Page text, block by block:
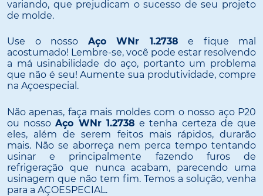
variando, que prejudicam o sucesso de seu projeto
de molde.
Use o nosso Aço WNr 1.2738 e fique mal
acostumado! Lembre-se, você pode estar resolvendo
a má usinabilidade do aço, portanto um problema
que não é seu! Aumente sua produtividade, compre
na Açoespecial.
Não apenas, faça mais moldes com o nosso aço P20
ou nossoAço WNr 1.2738 e tenha certeza de que
eles, além de serem feitos mais rápidos, durarão
mais. Não se aborreça nem perca tempo tentando
usinar e principalmente fazendo furos de
refrigeração que nunca acabam, parecendo uma
usinagem que não tem fim. Temos a solução, venha
para a AÇOESPECIAL.